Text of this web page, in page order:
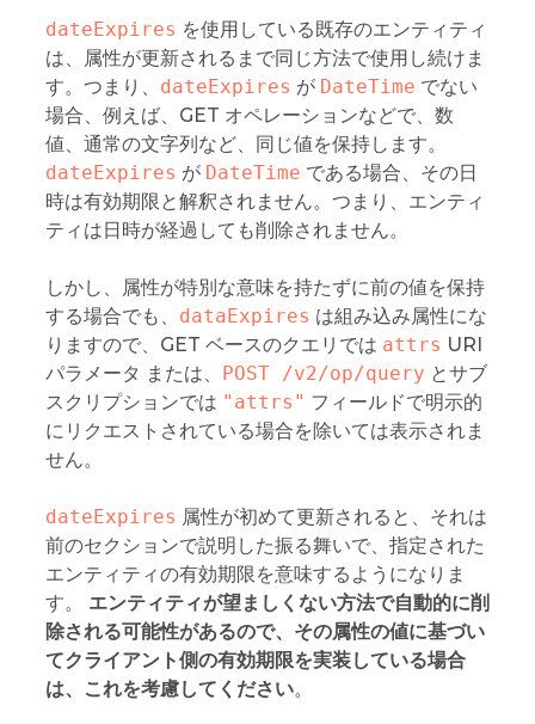
dateExpires を使用している既存のエンティティ
は、属性が更新されるまで同じ方法で使用し続けま
す。つまり、 dateExpires が DateTime でない
場合、例えば、GET オペレーションなどで、数
値、通常の文字列など、同じ値を保持します。
dateExpires が DateTime である場合、その日
時は有効期限と解釈されません。つまり、エンティ
ティは日時が経過しても削除されません。
しかし、属性が特別な意味を持たずに前の値を保持
する場合でも、 dataExpires は組み込み属性にな
りますので、GET ベースのクエリでは attrs URI
パラメータ または、 POST /v2/op/query とサブ
スクリプションでは "attrs" フィールドで明示的
にリクエストされている場合を除いては表示されま
せん。
dateExpires 属性が初めて更新されると、それは
前のセクションで説明した振る舞いで、指定された
エンティティの有効期限を意味するようになりま
す。 エンティティが望ましくない方法で自動的に削
除される可能性があるので、その属性の値に基づい
てクライアント側の有効期限を実装している場合
は、これを考慮してください。